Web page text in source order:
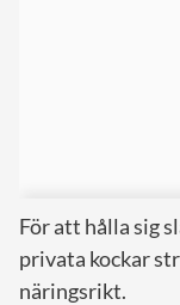
För att hålla sig
privata kockar
näringsrikt.